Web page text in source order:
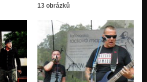
13 obrázků